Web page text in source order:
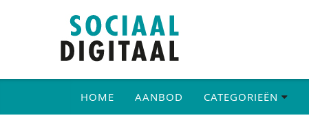
HOME AANBOD CATEGORIEËN